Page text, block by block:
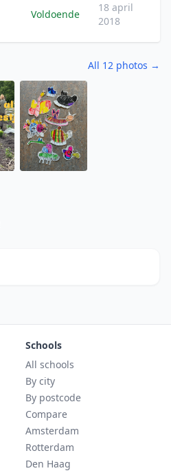
Voldoende
18 april
2018
All 12 photos →
Schools
All schools
By city
By postcode
Compare
Amsterdam
Rotterdam
Den Haag